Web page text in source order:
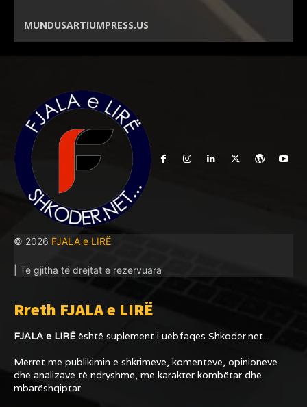
MUNDUSARTIUMPRESS.US
© 2026 FJALA e LIRË
| Të gjitha të drejtat e rezervuara
Rreth FJALA e LIRË
FJALA e LIRËështë suplement i uebfaqes Shkoder.net...
Merret me publikimin e shkrimeve, komenteve, opinioneve
dhe analizave të ndryshme, me karakter kombëtar dhe
mbarëshqiptar.